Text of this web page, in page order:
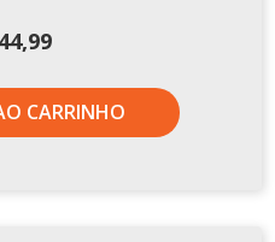
CARRINHO